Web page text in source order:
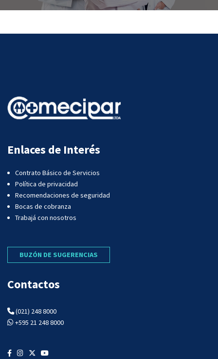
Enlaces de Interés
Contrato Básico de Servicios
Política de privacidad
Recomendaciones de seguridad
Bocas de cobranza
Trabajá con nosotros
BUZÓN DE SUGERENCIAS
Contactos
(021) 248 8000
+595 21 248 8000